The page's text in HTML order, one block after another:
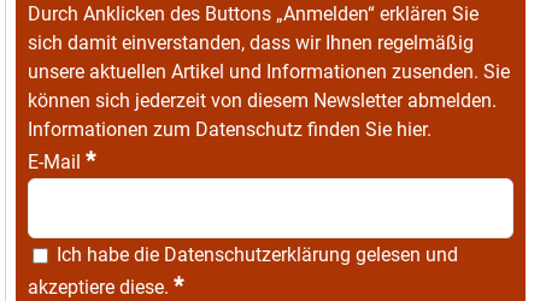
Durch Anklicken des Buttons „Anmelden“ erklären Sie
sich damit einverstanden, dass wir Ihnen regelmäßig
unsere aktuellen Artikel und Informationen zusenden. Sie
können sich jederzeit von diesem Newsletter abmelden.
Informationen zum Datenschutz finden Sie hier.
E-Mail *
Ich habe die Datenschutzerklärung gelesen und
akzeptiere diese. *